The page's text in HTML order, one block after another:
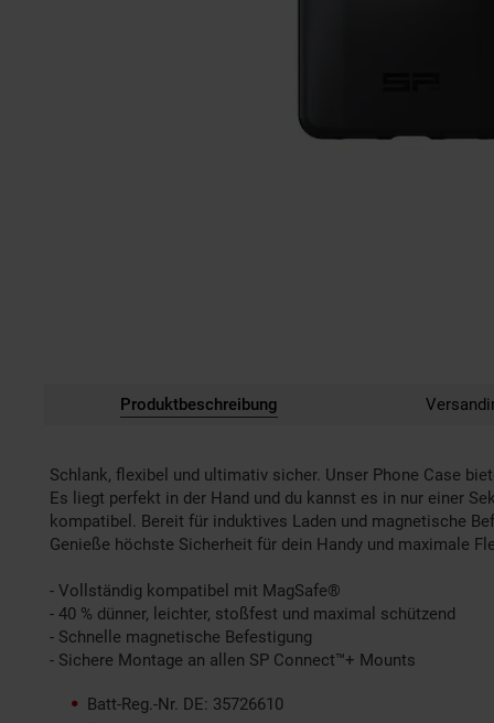
Produktbeschreibung
Schlank, flexibel und ultimativ sicher. Unser Phone Case
Es liegt perfekt in der Hand und du kannst es in nur einer
kompatibel. Bereit für induktives Laden und magnetische
Genieße höchste Sicherheit für dein Handy und maximale
- Vollständig kompatibel mit MagSafe®
- 40 % dünner, leichter, stoßfest und maximal schützend
- Schnelle magnetische Befestigung
- Sichere Montage an allen SP Connect™+ Mounts
Batt-Reg.-Nr. DE: 35726610